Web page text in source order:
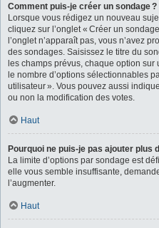
Comment puis-je créer un sondage ?
Lorsque vous rédigez un nouveau
cliquez sur l’onglet « Créer un
l’onglet n’apparaît pas, vous n’avez
des sondages. Saisissez le titre du
les champs prévus, chaque option
le nombre d’options sélectionnables
utilisateur ». Vous pouvez aussi
ou non la modification des votes.
Haut
Pourquoi ne puis-je pas ajouter plus
La limite d’options par sondage est
elle vous semble insuffisante,
l’augmenter.
Haut